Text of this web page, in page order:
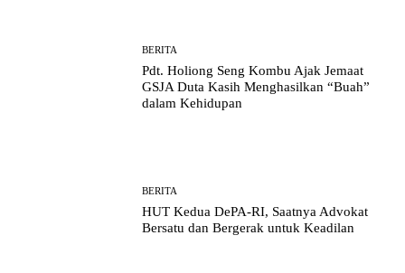
BERITA
Pdt. Holiong Seng Kombu Ajak Jemaat
GSJA Duta Kasih Menghasilkan “Buah”
dalam Kehidupan
BERITA
HUT Kedua DePA-RI, Saatnya Advokat
Bersatu dan Bergerak untuk Keadilan